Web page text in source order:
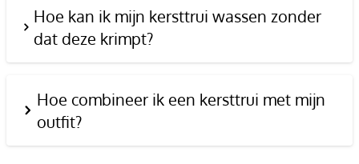
Hoe kan ik mijn kersttrui wassen zonder
dat deze krimpt?
Hoe combineer ik een kersttrui met mijn
outfit?